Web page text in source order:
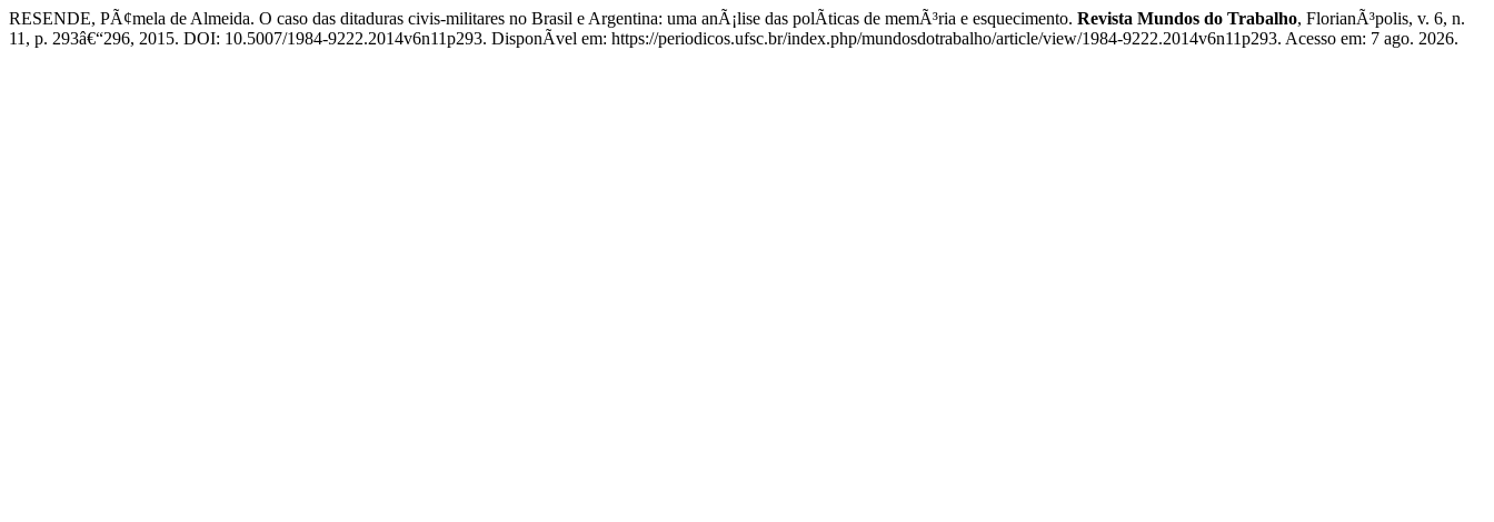
RESENDE, PÃ¢mela de Almeida. O caso das ditaduras civis-militares no Brasil e Argentina: uma anÃ¡lise das polÃ­ticas de memÃ³ria e esquecimento. Revista Mundos do Trabalho, FlorianÃ³polis, v. 6, n.
11, p. 293â€“296, 2015. DOI: 10.5007/1984-9222.2014v6n11p293. DisponÃ­vel em: https://periodicos.ufsc.br/index.php/mundosdotrabalho/article/view/1984-9222.2014v6n11p293. Acesso em: 7 ago. 2026.